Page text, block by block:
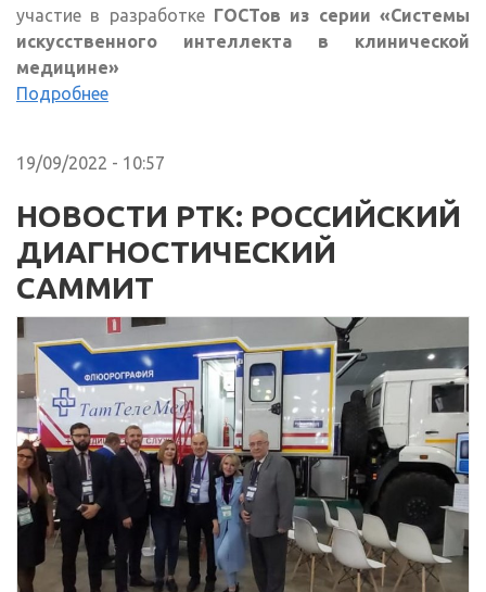
участие в разработке ГОСТов из серии «Системы
искусственного интеллекта в клинической
медицине»
Подробнее
19/09/2022 - 10:57
НОВОСТИ РТК: РОССИЙСКИЙ
ДИАГНОСТИЧЕСКИЙ
САММИТ